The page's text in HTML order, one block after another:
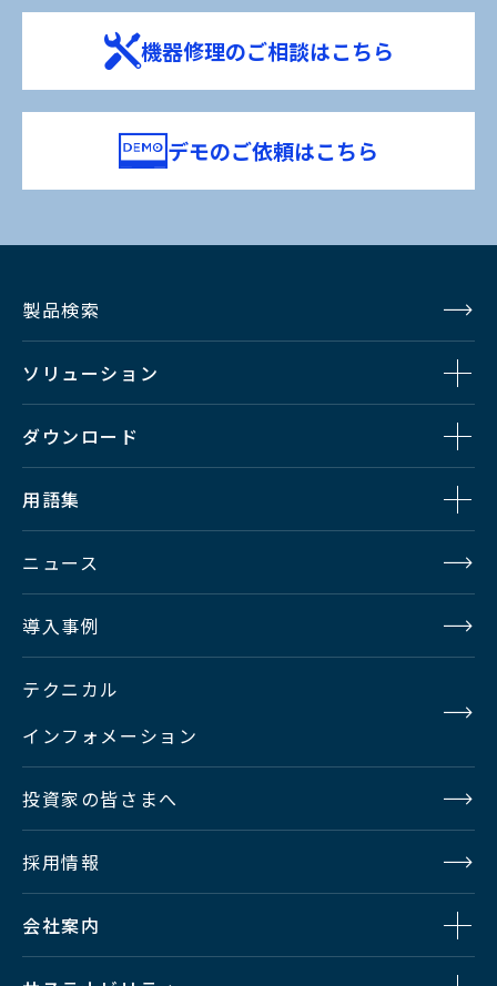
機器修理のご相談はこちら
デモのご依頼はこちら
製品検索
ソリューション
ダウンロード
用語集
ニュース
導入事例
テクニカル
インフォメーション
投資家の皆さまへ
採用情報
会社案内